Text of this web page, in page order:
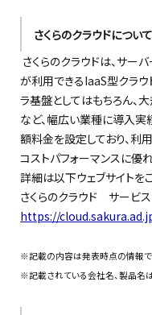
さくらのクラウドについて
さくらのクラウドは、サー
が利用できるIaaS型クラウ
ラ基盤としてはもちろん、
など、幅広い業種に導入実
額料金を設定しており、利
コストパフォーマンスに優
詳細は以下ウェブサイトを
さくらのクラウド サービス
https://
※記載の内容は発表時点の情報で
※記載されている会社名、製品名は